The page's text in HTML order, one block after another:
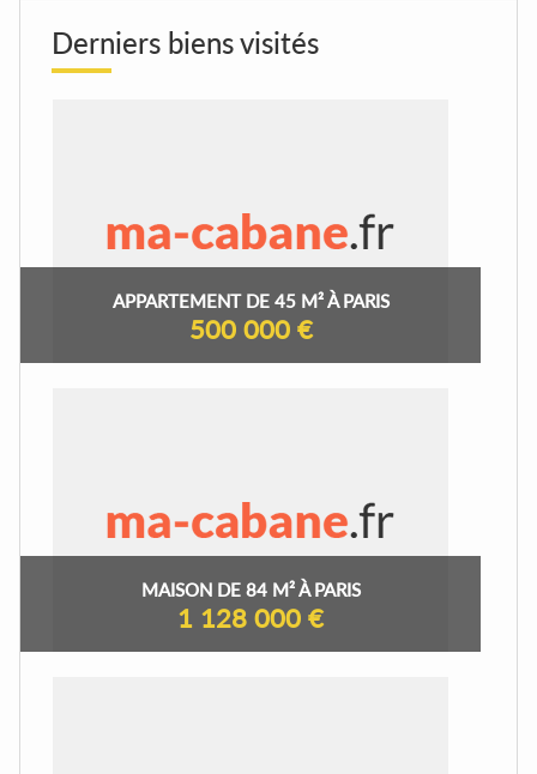
Derniers biens visités
APPARTEMENT DE 45 M² À PARIS
500 000 €
MAISON DE 84 M² À PARIS
1 128 000 €